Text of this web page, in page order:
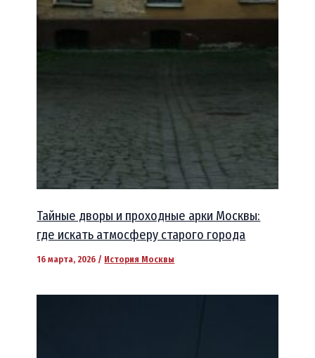
Тайные дворы и проходные арки Москвы:
где искать атмосферу старого города
16 марта, 2026 / История Москвы